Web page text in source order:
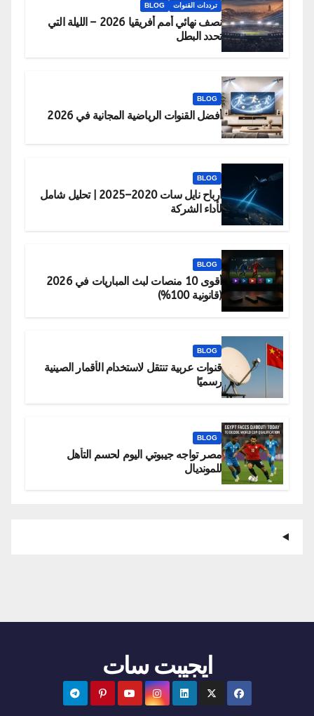
ترددات القنوات BLOG
نصف نهائي أمم أفريقيا 2026 – الليلة التي
تحدد البطل
BLOG
أفضل القنوات الرياضية المجانية في 2026
BLOG
أرباح نايل سات 2020–2025 | تحليل شامل
لأداء الشركة
BLOG
أقوى 10 منصات لبث المباريات في 2026
(قانونية 100%)
BLOG
قنوات عربية تنتقل لاستخدام الأقمار الصينية
رسميًا
BLOG
مصر تواجه جيبوتي اليوم لحسم التأهل
للمونديال
ايجيبت سات